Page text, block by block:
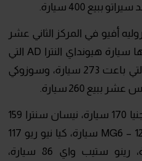
ببيع 400 سيارة.
أفيو في المركز الثاني عشر
بعد أن باعت 330 سيارة، وتلتها سيارة هيونداي النترا AD التي
باعت 311 سيارة، ثم بيجو 301 التي باعت 273 سيارة، وسوزوكي
260 سيارة.
وباعت كل من أوبل نيو انسيجنيا 170 سيارة، نيسان سنترا 159
سيارة، لادا جرانتا 151 سيارة، MG6 – 122 سيارة، كيا نيو ريو 117
سيارة، بيجو 508- 117 سيارة، رينو ستيب واي 86 سيارة،